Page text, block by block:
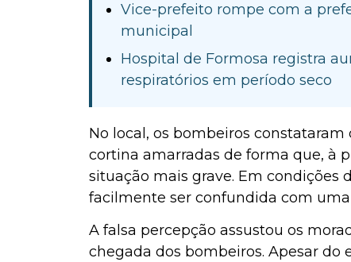
Vice-prefeito rompe com a
municipal
Hospital de Formosa registra
respiratórios em período seco
No local, os bombeiros
cortina amarradas de forma que, à
situação mais grave. Em condições
facilmente ser confundida com
A falsa percepção assustou os
chegada dos bombeiros. Apesar do